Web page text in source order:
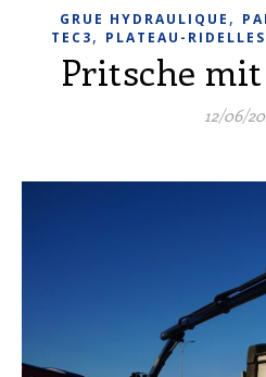
GRUE HYDRAULIQUE ,
TEC3, PLATEAU-RIDELLES
Pritsche
12/06/